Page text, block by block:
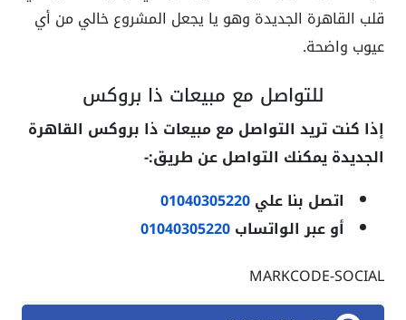
قلب القاهرة الجديدة وهو يا يجعل المشروع خالي من أي
عيوب واضحة.
للتواصل مع مبيعات ذا بروكس
إذا كنت تريد التواصل مع مبيعات ذا بروكس القاهرة
الجديدة يمكنك التواصل عن طريق:-
اتصل بنا علي01040305220
أو عبر الواتساب01040305220
MARKCODE-SOCIAL